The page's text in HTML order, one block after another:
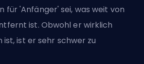
für 'Anfänger' sei, was weit von
ist. Obwohl er wirklich
ist, ist er sehr schwer zu